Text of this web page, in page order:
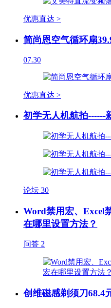
优惠直达 >
简尚恩空气循环扇
07.30
优惠直达 >
初学无人机航拍------
论坛 30
Word禁用宏、Excel
在哪里设置方法？
问答 2
创维磁感剃须刀68.4